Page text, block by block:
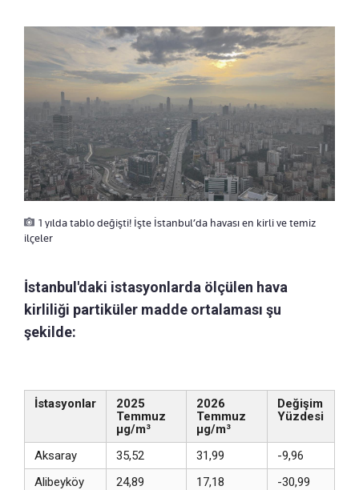
1 yılda tablo değişti! İşte İstanbul’da havası en kirli ve temiz
ilçeler
İstanbul'daki istasyonlarda ölçülen hava
kirliliği partiküler madde ortalaması şu
şekilde:
İstasyonlar
2025
Temmuz
µg/m³
2026
Temmuz
µg/m³
Değişim
Yüzdesi
Aksaray 35,52 31,99
-9,96
Alibeyköy
24,89 17,18 -30,99